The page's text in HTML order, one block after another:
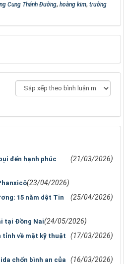
Cung Thánh Ðường, hoàng kim, trường
đến hạnh phúc
(21/03/2026)
(23/04/2026)
15 năm dệt Tin
(25/04/2026)
tại Đồng Nai(24/05/2026)
tỉnh về mặt kỹ thuật
(17/03/2026)
chốn bình an của
(16/03/2026)